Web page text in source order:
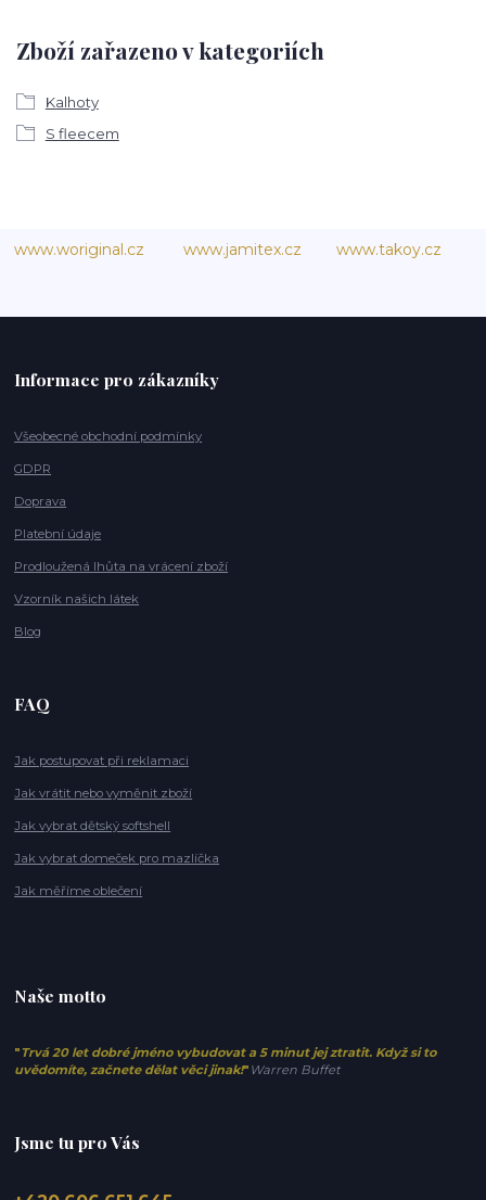
Zboží zařazeno v kategoriích
Kalhoty
S fleecem
www.woriginal.cz www.jamitex.cz www.takoy.cz
Informace pro zákazníky
Všeobecné obchodní podmínky
GDPR
Doprava
Platební údaje
Prodloužená lhůta na vrácení zboží
Vzorník našich látek
Blog
FAQ
Jak postupovat při reklamaci
Jak vrátit nebo vyměnit zboží
Jak vybrat dětský softshell
Jak vybrat domeček pro mazlíčka
Jak měříme oblečení
Naše motto
" Trvá 20 let dobré jméno vybudovat a 5 minut jej ztratit. Když si to
uvědomíte, začnete dělat věci jinak!" Warren Buffet
Jsme tu pro Vás